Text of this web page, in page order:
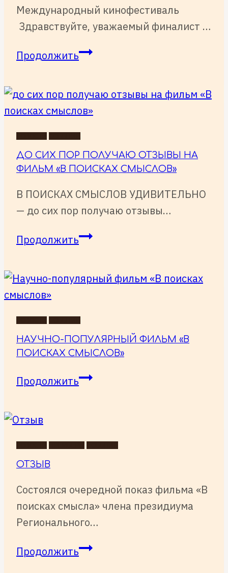
Международный кинофестиваль
Здравствуйте, уважаемый финалист …
ПродолжитьINTERNATIONAL
«ZILANT»
—
финалист!
ДО СИХ ПОР ПОЛУЧАЮ ОТЗЫВЫ НА
ФИЛЬМ «В ПОИСКАХ СМЫСЛОВ»
В ПОИСКАХ СМЫСЛОВ УДИВИТЕЛЬНО
— до сих пор получаю отзывы…
Продолжитьдо
получаю
на
фильм
«В
смыслов»
НАУЧНО-ПОПУЛЯРНЫЙ ФИЛЬМ «В
ПОИСКАХ СМЫСЛОВ»
ПродолжитьНаучно-
поисках
ОТЗЫВ
Состоялся очередной показ фильма «В
поисках смысла» члена президиума
Регионального…
ПродолжитьОтзыв